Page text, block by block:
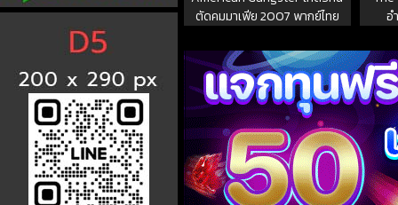
ตัดคมมาเฟีย 2007 พากย์ไทย
อ